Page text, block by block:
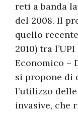
reti a banda
del 2008. Il
quello
2010) tra
Economico –
si propone di
l’utilizzo
invasive, che